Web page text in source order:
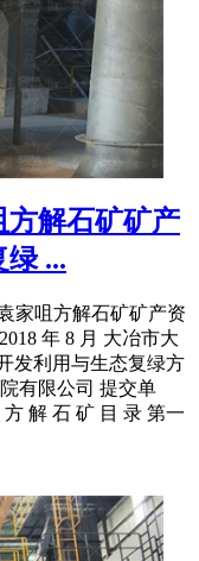
方解石矿矿产
...
家咀方解石矿矿产资
年 8 月 大冶市大
发利用与生态复绿方
有限公司 提交单
解 石 矿 目 录 第一